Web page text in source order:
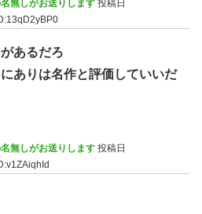
無しがお送りします 投稿日
あるだろ
ありは名作と評価していいだ
無しがお送りします 投稿日